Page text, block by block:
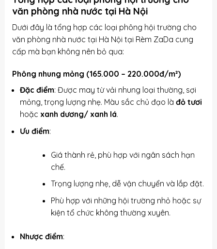
văn phòng nhà nước tại Hà Nội
Dưới đây là tổng hợp các loại phông hội trường cho
văn phòng nhà nước tại Hà Nội tại Rèm ZaDa cung
cấp mà bạn không nên bỏ qua:
Phông nhung mỏng (165.000 – 220.000đ/m²)
Đặc điểm: Được may từ vải nhung loại thường, sợi
mỏng, trọng lượng nhẹ. Màu sắc chủ đạo là đỏ tươi
hoặc xanh dương/ xanh lá.
Ưu điểm:
Giá thành rẻ, phù hợp với ngân sách hạn
chế.
Trọng lượng nhẹ, dễ vận chuyển và lắp đặt.
Phù hợp với những hội trường nhỏ hoặc sự
kiện tổ chức không thường xuyên.
Nhược điểm: